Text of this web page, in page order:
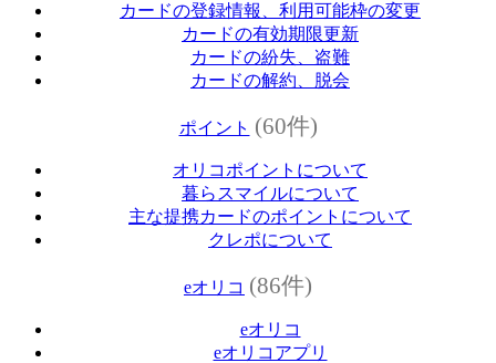
カードの登録情報、利用可能枠の変更
カードの有効期限更新
カードの紛失、盗難
カードの解約、脱会
ポイント (60件)
オリコポイントについて
暮らスマイルについて
主な提携カードのポイントについて
クレポについて
eオリコ (86件)
eオリコ
eオリコアプリ